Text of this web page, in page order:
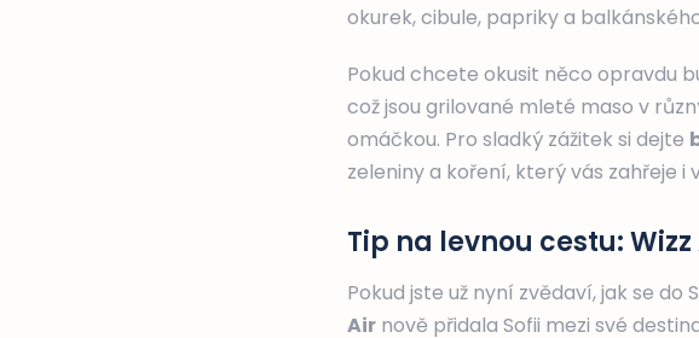
okurek, cibule, papriky a
Pokud chcete okusit něco opravdu
což jsou grilované mleté maso v
omáčkou. Pro sladký zážitek si dejte
zeleniny a koření, který vás zahřeje i
Tip na levnou cestu:
Pokud jste už nyní zvědaví, jak se
Air nově přidala Sofii mezi své